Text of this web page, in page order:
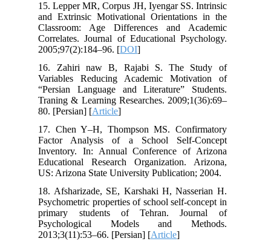
15. Lepper MR, Corpus JH, Iyengar SS. Intrinsic
and Extrinsic Motivational Orientations in the
Classroom: Age Differences and Academic
Correlates. Journal of Educational Psychology.
2005;97(2):184–96. [DOI
16. Zahiri naw B, Rajabi S. The Study of
Variables Reducing Academic Motivation of
“Persian Language and Literature” Students.
Traning & Learning Researches. 2009;1(36):69–
80. [Persian] [Article
17. Chen Y–H, Thompson MS. Confirmatory
Factor Analysis of a School Self-Concept
Inventory. In: Annual Conference of Arizona
Educational Research Organization. Arizona,
US: Arizona State University Publication; 2004.
18. Afsharizade, SE, Karshaki H, Nasserian H.
Psychometric properties of school self-concept in
primary students of Tehran. Journal of
Psychological Models and Methods.
2013;3(11):53–66. [Persian] [Article